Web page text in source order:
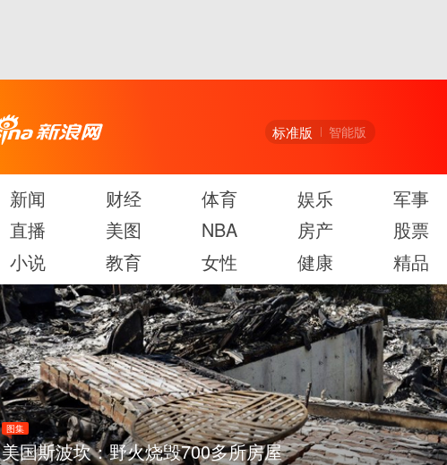
标准版 智能版
新闻 财经 体育 娱乐 军事
直播
美图 NBA 房产 股票
小说
教育 女性 健康 精品
图集
美国斯波坎：野火烧毁700多所房屋